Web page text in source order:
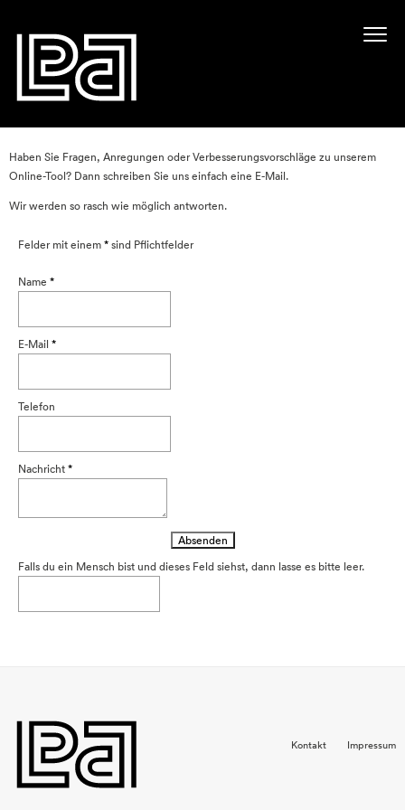
Haben Sie Fragen, Anregungen oder Verbesserungsvorschläge zu unserem
Online-Tool? Dann schreiben Sie uns einfach eine E-Mail.
Wir werden so rasch wie möglich antworten.
Felder mit einem*sind Pflichtfelder
Name *
E-Mail *
Telefon
Nachricht*
Falls du ein Mensch bist und dieses Feld siehst, dann lasse es bitte leer.
Kontakt Impressum